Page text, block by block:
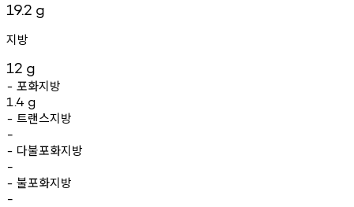
19.2 g
지방
12 g
- 포화지방
1.4 g
- 트랜스지방
-
- 다불포화지방
-
- 불포화지방
-